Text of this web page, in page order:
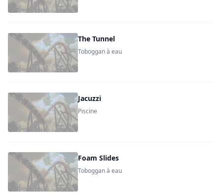
The Tunnel
Toboggan à eau
Jacuzzi
Piscine
Foam Slides
Toboggan à eau